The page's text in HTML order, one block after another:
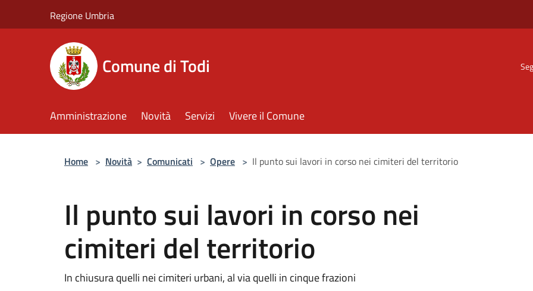
Regione Umbria
Comune di Todi
Amministrazione Novità Servizi Vivere il Comune
Home > Novità > Comunicati > Opere > Il punto sui lavori in corso nei cimiteri del territorio
Il punto sui lavori in corso nei
cimiteri del territorio
In chiusura quelli nei cimiteri urbani, al via quelli in cinque frazioni